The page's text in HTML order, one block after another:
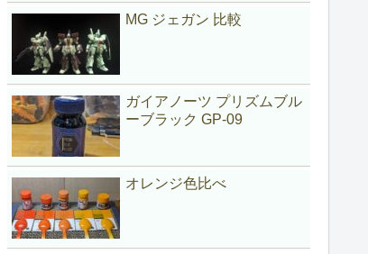
MG ジェガン 比較
ガイアノーツ プリズムブル
ーブラック GP-09
オレンジ色比べ